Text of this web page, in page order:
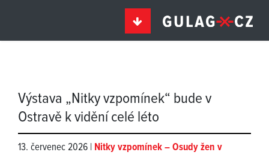
Výstava „Nitky vzpomínek“ bude v
Ostravě k vidění celé léto
13. červenec 2026 | Nitky vzpomínek – Osudy žen v